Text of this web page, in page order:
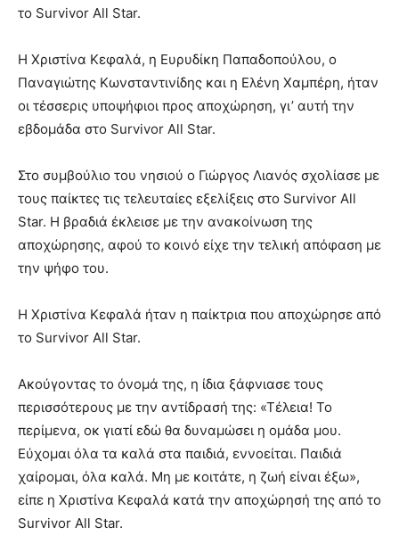
το Survivor All Star.
Η Χριστίνα Κεφαλά, η Ευρυδίκη Παπαδοπούλου, ο
Παναγιώτης Κωνσταντινίδης και η Ελένη Χαμπέρη, ήταν
οι τέσσερις υποψήφιοι προς αποχώρηση, γι’ αυτή την
εβδομάδα στο Survivor All Star.
Στο συμβούλιο του νησιού ο Γιώργος Λιανός σχολίασε με
τους παίκτες τις τελευταίες εξελίξεις στο Survivor All
Star. Η βραδιά έκλεισε με την ανακοίνωση της
αποχώρησης, αφού το κοινό είχε την τελική απόφαση με
την ψήφο του.
Η Χριστίνα Κεφαλά ήταν η παίκτρια που αποχώρησε από
το Survivor All Star.
Ακούγοντας το όνομά της, η ίδια ξάφνιασε τους
περισσότερους με την αντίδρασή της: «Τέλεια! Το
περίμενα, οκ γιατί εδώ θα δυναμώσει η ομάδα μου.
Εύχομαι όλα τα καλά στα παιδιά, εννοείται. Παιδιά
χαίρομαι, όλα καλά. Μη με κοιτάτε, η ζωή είναι έξω»,
είπε η Χριστίνα Κεφαλά κατά την αποχώρησή της από το
Survivor All Star.